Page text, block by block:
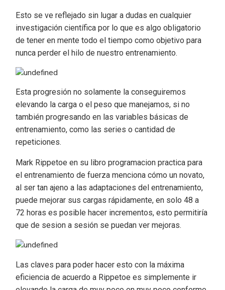
Esto se ve reflejado sin lugar a dudas en cualquier
investigación científica por lo que es algo obligatorio
de tener en mente todo el tiempo como objetivo para
nunca perder el hilo de nuestro entrenamiento.
Esta progresión no solamente la conseguiremos
elevando la carga o el peso que manejamos, si no
también progresando en las variables básicas de
entrenamiento, como las series o cantidad de
repeticiones.
Mark Rippetoe en su libro programacion practica para
el entrenamiento de fuerza menciona cómo un novato,
al ser tan ajeno a las adaptaciones del entrenamiento,
puede mejorar sus cargas rápidamente, en solo 48 a
72 horas es posible hacer incrementos, esto permitiría
que de sesion a sesión se puedan ver mejoras.
Las claves para poder hacer esto con la máxima
eficiencia de acuerdo a Rippetoe es simplemente ir